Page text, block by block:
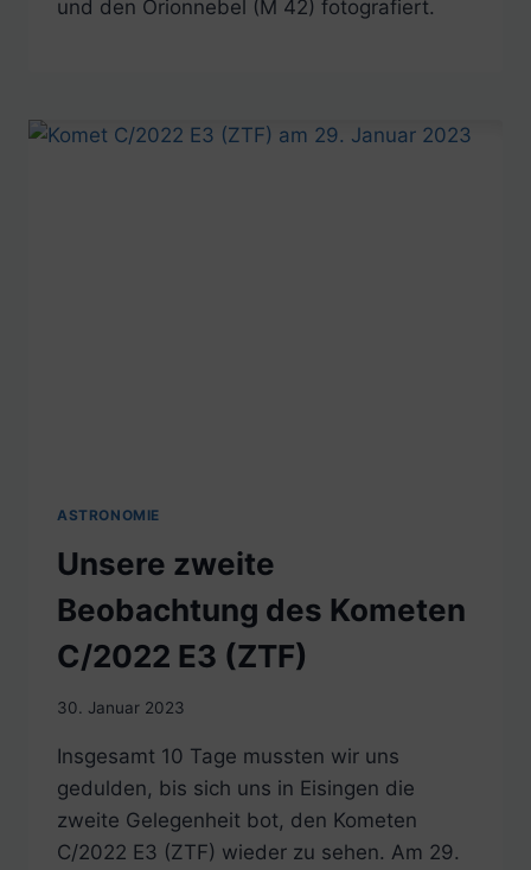
und den Orionnebel (M 42) fotografiert.
ASTRONOMIE
Unsere zweite
Beobachtung des Kometen
C/2022 E3 (ZTF)
30. Januar 2023
Insgesamt 10 Tage mussten wir uns
gedulden, bis sich uns in Eisingen die
zweite Gelegenheit bot, den Kometen
C/2022 E3 (ZTF) wieder zu sehen. Am 29.